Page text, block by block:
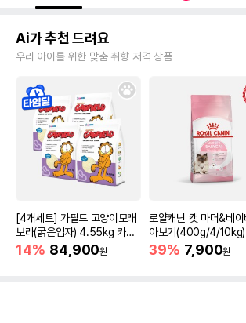
Ai가 추천 드려요
우리 아이를 위한 맞춤 취향 저격 상품
[4개세트] 가필드 고양이모래
보라(굵은입자) 4.55kg 카사
바모래
14% 84,900원
로얄캐닌 캣 마더&베
아보기(400g/4/10kg)
39% 7,900원